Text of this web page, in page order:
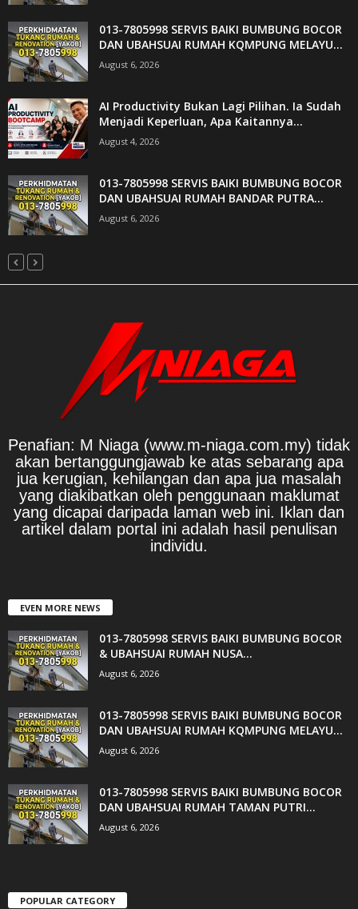
013-7805998 SERVIS BAIKI BUMBUNG BOCOR
DAN UBAHSUAI RUMAH KQMPUNG MELAYU...
August 6, 2026
AI Productivity Bukan Lagi Pilihan. Ia Sudah
Menjadi Keperluan, Apa Kaitannya...
August 4, 2026
013-7805998 SERVIS BAIKI BUMBUNG BOCOR
DAN UBAHSUAI RUMAH BANDAR PUTRA...
August 6, 2026
Penafian: M Niaga (www.m-niaga.com.my) tidak
akan bertanggungjawab ke atas sebarang apa
jua kerugian, kehilangan dan apa jua masalah
yang diakibatkan oleh penggunaan maklumat
yang dicapai daripada laman web ini. Iklan dan
artikel dalam portal ini adalah hasil penulisan
individu.
EVEN MORE NEWS
013-7805998 SERVIS BAIKI BUMBUNG BOCOR
& UBAHSUAI RUMAH NUSA...
August 6, 2026
013-7805998 SERVIS BAIKI BUMBUNG BOCOR
DAN UBAHSUAI RUMAH KQMPUNG MELAYU...
August 6, 2026
013-7805998 SERVIS BAIKI BUMBUNG BOCOR
DAN UBAHSUAI RUMAH TAMAN PUTRI...
August 6, 2026
POPULAR CATEGORY